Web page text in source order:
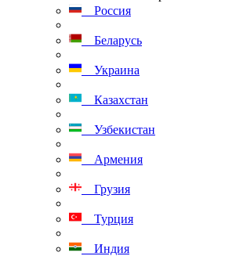
Россия
Беларусь
Украина
Казахстан
Узбекистан
Армения
Грузия
Турция
Индия